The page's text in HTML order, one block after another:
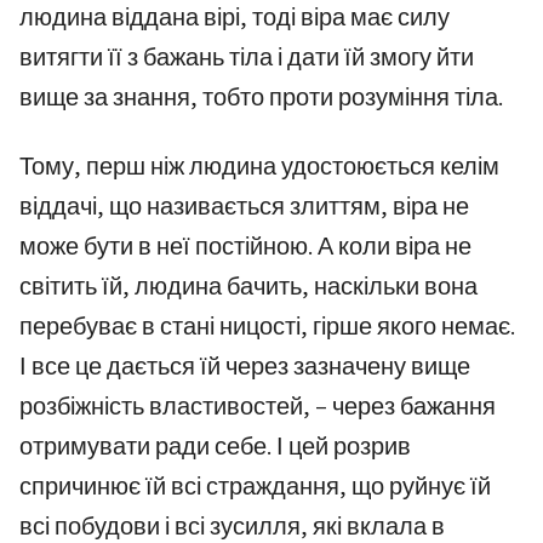
людина віддана вірі, тоді віра має силу
витягти її з бажань тіла і дати їй змогу йти
вище за знання, тобто проти розуміння тіла.
Тому, перш ніж людина удостоюється келім
віддачі, що називається злиттям, віра не
може бути в неї постійною. А коли віра не
світить їй, людина бачить, наскільки вона
перебуває в стані ницості, гірше якого немає.
І все це дається їй через зазначену вище
розбіжність властивостей, – через бажання
отримувати ради себе. І цей розрив
спричинює їй всі страждання, що руйнує їй
всі побудови і всі зусилля, які вклала в